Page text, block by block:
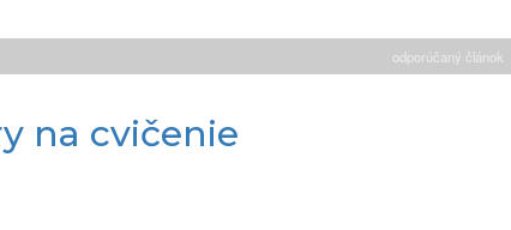
odporúčaný článok
na cvičenie